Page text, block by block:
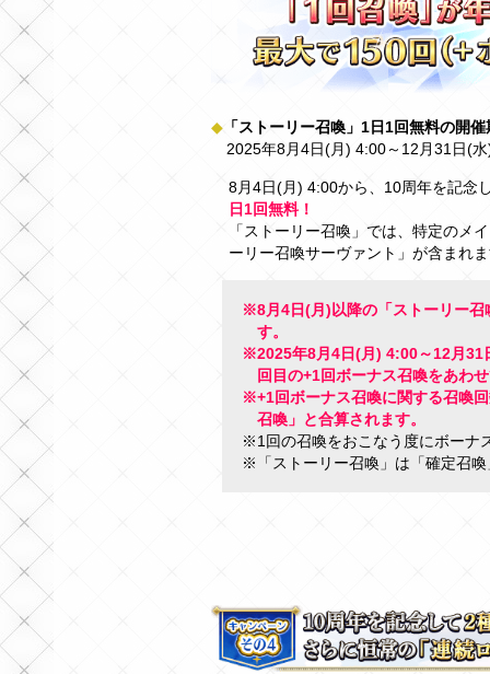
◆ 「ストーリー召喚」1日1回無料の開催
2025年8月4日(月) 4:00～12月31日(
8月4日(月) 4:00から、10周年を記念
日1回無料！
「ストーリー召喚」では、特定のメ
ーリー召喚サーヴァント」が含まれ
※8月4日(月)以降の「ストーリー
す。
※2025年8月4日(月) 4:00～12月31
回目の+1回ボーナス召喚をあわ
※+1回ボーナス召喚に関する召喚
召喚」と合算されます。
※1回の召喚をおこなう度にボーナ
※「ストーリー召喚」は「確定召